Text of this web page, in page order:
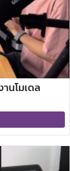
นโมเดล